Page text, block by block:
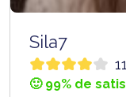
Sila7
🙂 99% de